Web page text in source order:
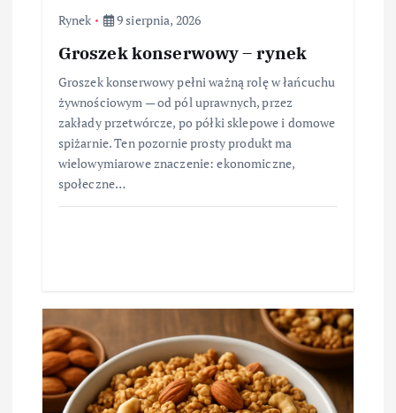
Rynek 9 sierpnia, 2026
Groszek konserwowy – rynek
Groszek konserwowy pełni ważną rolę w łańcuchu
żywnościowym — od pól uprawnych, przez
zakłady przetwórcze, po półki sklepowe i domowe
spiżarnie. Ten pozornie prosty produkt ma
wielowymiarowe znaczenie: ekonomiczne,
społeczne…